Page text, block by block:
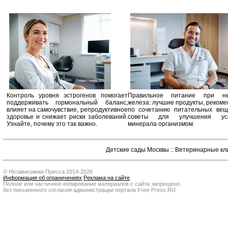
Контроль уровня эстрогенов помогает
поддерживать гормональный баланс,
влияет на самочувствие, репродуктивное
здоровье и снижает риски заболеваний.
Узнайте, почему это так важно.
Правильное питание при
железа: лучшие продукты,
по сочетанию питательных
советы для улучшения
минерала организмом.
Детские сады Москвы :: Ветеринарные
© Независимая Пресса 2014-2026
Информация об ограничениях Реклама на сайте
Полное или частичное копирование материалов с сайта запрещено
без письменного согласия администрации портала Free-Press.RU